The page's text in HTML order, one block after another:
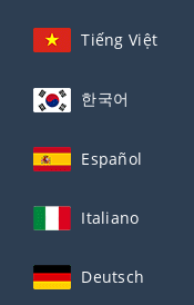
Tiếng Việt
한국어
Español
Italiano
Deutsch